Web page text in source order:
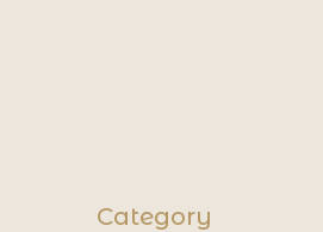
Category